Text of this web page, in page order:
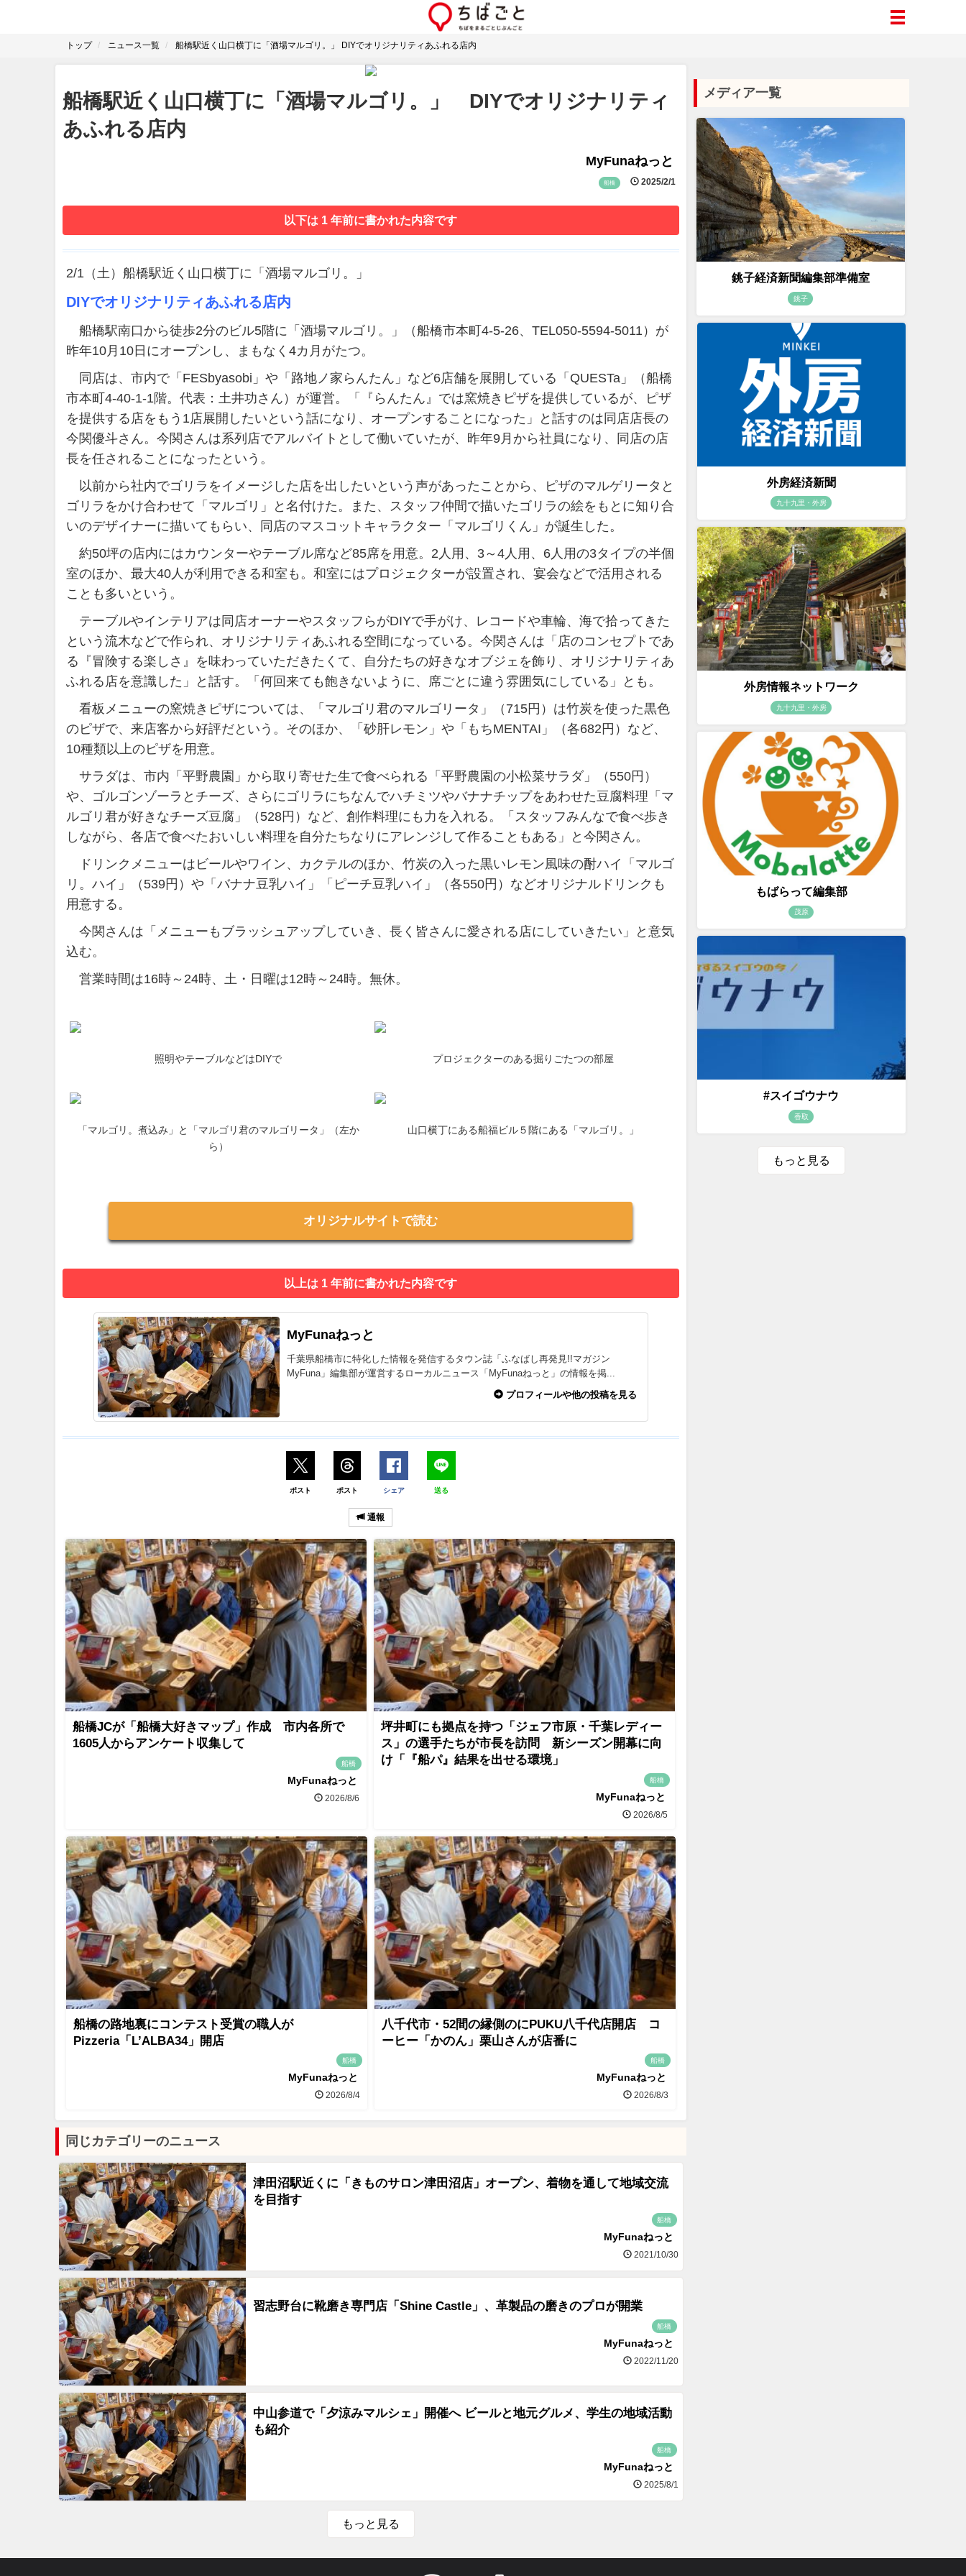
トップ ニュース一覧 船橋駅近く山口横丁に「酒場マルゴリ。」 DIYでオリジナリティあふれる店内
船橋駅近く山口横丁に「酒場マルゴリ。」 DIYでオリジナリティ
あふれる店内
MyFunaねっと
船橋 2025/2/1
以下は 1 年前に書かれた内容です
2/1（土）船橋駅近く山口横丁に「酒場マルゴリ。」
DIYでオリジナリティあふれる店内
船橋駅南口から徒歩2分のビル5階に「酒場マルゴリ。」（船橋市本町4-5-26、TEL050-5594-5011）が
昨年10月10日にオープンし、まもなく4カ月がたつ。
同店は、市内で「FESbyasobi」や「路地ノ家らんたん」など6店舗を展開している「QUESTa」（船橋
市本町4-40-1-1階。代表：土井功さん）が運営。「『らんたん』では窯焼きピザを提供しているが、ピザ
を提供する店をもう1店展開したいという話になり、オープンすることになった」と話すのは同店店長の
今関優斗さん。今関さんは系列店でアルバイトとして働いていたが、昨年9月から社員になり、同店の店
長を任されることになったという。
以前から社内でゴリラをイメージした店を出したいという声があったことから、ピザのマルゲリータと
ゴリラをかけ合わせて「マルゴリ」と名付けた。また、スタッフ仲間で描いたゴリラの絵をもとに知り合
いのデザイナーに描いてもらい、同店のマスコットキャラクター「マルゴリくん」が誕生した。
約50坪の店内にはカウンターやテーブル席など85席を用意。2人用、3～4人用、6人用の3タイプの半個
室のほか、最大40人が利用できる和室も。和室にはプロジェクターが設置され、宴会などで活用される
ことも多いという。
テーブルやインテリアは同店オーナーやスタッフらがDIYで手がけ、レコードや車輪、海で拾ってきた
という流木などで作られ、オリジナリティあふれる空間になっている。今関さんは「店のコンセプトであ
る『冒険する楽しさ』を味わっていただきたくて、自分たちの好きなオブジェを飾り、オリジナリティあ
ふれる店を意識した」と話す。「何回来ても飽きないように、席ごとに違う雰囲気にしている」とも。
看板メニューの窯焼きピザについては、「マルゴリ君のマルゴリータ」（715円）は竹炭を使った黒色
のピザで、来店客から好評だという。そのほか、「砂肝レモン」や「もちMENTAI」（各682円）など、
10種類以上のピザを用意。
サラダは、市内「平野農園」から取り寄せた生で食べられる「平野農園の小松菜サラダ」（550円）
や、ゴルゴンゾーラとチーズ、さらにゴリラにちなんでハチミツやバナナチップをあわせた豆腐料理「マ
ルゴリ君が好きなチーズ豆腐」（528円）など、創作料理にも力を入れる。「スタッフみんなで食べ歩き
しながら、各店で食べたおいしい料理を自分たちなりにアレンジして作ることもある」と今関さん。
ドリンクメニューはビールやワイン、カクテルのほか、竹炭の入った黒いレモン風味の酎ハイ「マルゴ
リ。ハイ」（539円）や「バナナ豆乳ハイ」「ピーチ豆乳ハイ」（各550円）などオリジナルドリンクも
用意する。
今関さんは「メニューもブラッシュアップしていき、長く皆さんに愛される店にしていきたい」と意気
込む。
営業時間は16時～24時、土・日曜は12時～24時。無休。
照明やテーブルなどはDIYで プロジェクターのある掘りごたつの部屋
「マルゴリ。煮込み」と「マルゴリ君のマルゴリータ」（左か
ら）
山口横丁にある船福ビル５階にある「マルゴリ。」
オリジナルサイトで読む
以上は 1 年前に書かれた内容です
MyFunaねっと
千葉県船橋市に特化した情報を発信するタウン誌「ふなばし再発見!!マガジン
MyFuna」編集部が運営するローカルニュース「MyFunaねっと」の情報を掲...
プロフィールや他の投稿を見る
ポスト ポスト シェア 送る
通報
船橋JCが「船橋大好きマップ」作成 市内各所で
1605人からアンケート収集して
船橋
MyFunaねっと
2026/8/6
坪井町にも拠点を持つ「ジェフ市原・千葉レディー
ス」の選手たちが市長を訪問 新シーズン開幕に向
け「『船パ』結果を出せる環境」
船橋
MyFunaねっと
2026/8/5
船橋の路地裏にコンテスト受賞の職人が
Pizzeria「L’ALBA34」開店
船橋
MyFunaねっと
2026/8/4
八千代市・52間の縁側のにPUKU八千代店開店 コ
ーヒー「かのん」栗山さんが店番に
船橋
MyFunaねっと
2026/8/3
同じカテゴリーのニュース
津田沼駅近くに「きものサロン津田沼店」オープン、着物を通して地域交流
を目指す
船橋
MyFunaねっと
2021/10/30
習志野台に靴磨き専門店「Shine Castle」、革製品の磨きのプロが開業
船橋
MyFunaねっと
2022/11/20
中山参道で「夕涼みマルシェ」開催へ ビールと地元グルメ、学生の地域活動
も紹介
船橋
MyFunaねっと
2025/8/1
もっと見る
メディア一覧
銚子経済新聞編集部準備室
銚子
外房経済新聞
九十九里・外房
外房情報ネットワーク
九十九里・外房
もばらって編集部
茂原
#スイゴウナウ
香取
もっと見る